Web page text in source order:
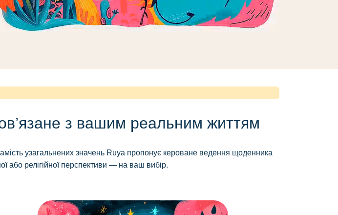
з вашим реальним життям
узагальнених значень Ruya пропонує кероване ведення щоденника
або релігійної перспективи — на ваш вибір.